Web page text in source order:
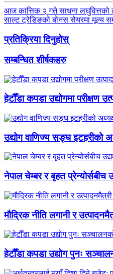
आज कात्तिक २ गते साधना लघुवित्तको
साल्ट ट्रेडिङको बोनस सेयरमा मूल्य
प्रतिक्रिया दिनुहोस्
सम्बन्धित शीर्षकहरु
हेटौँडा कपडा उद्योगमा परीक्षण
उद्योग वाणिज्य सङ्घ इटहरीको
नेपाल चेम्बर र बृहत प्रेन्योर्सबीच
मौद्रिक नीति लगानी र
हेटौँडा कपडा उद्योग पुनः